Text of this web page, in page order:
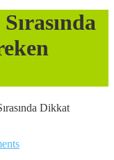
Dikkat